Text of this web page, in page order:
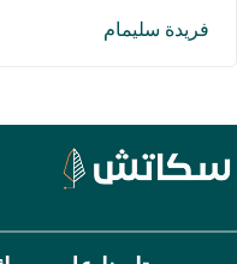
فريدة سليمام